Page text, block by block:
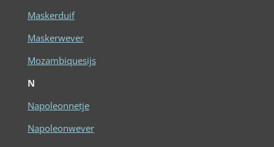
Maskerduif
Maskerwever
Mozambiquesijs
N
Napoleonnetje
Napoleonwever